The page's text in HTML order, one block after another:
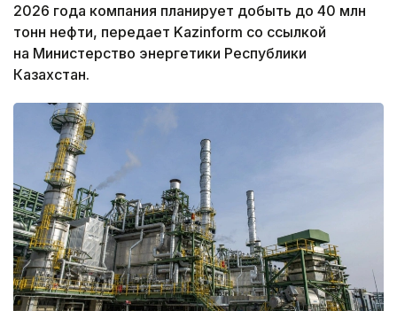
2026 года компания планирует добыть до 40 млн
тонн нефти, передает Kazinform со ссылкой
на Министерство энергетики Республики
Казахстан.